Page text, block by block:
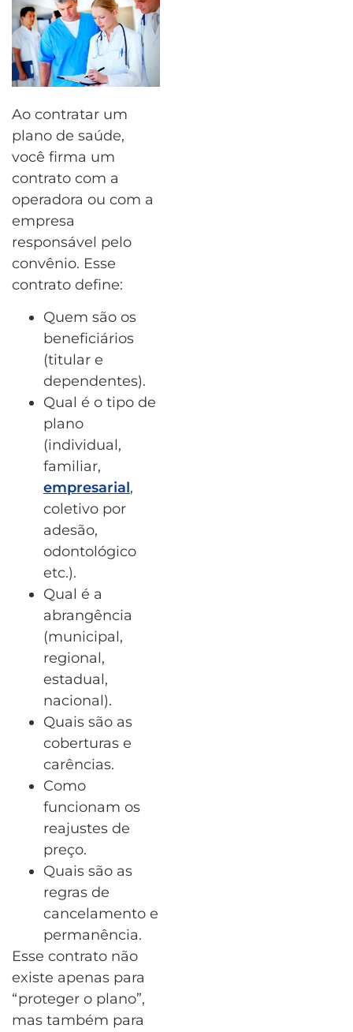
Ao contratar um
plano de saúde,
você firma um
contrato com a
operadora ou com a
empresa
responsável pelo
convênio. Esse
contrato define:
Quem são os
beneficiários
(titular e
dependentes).
Qual é o tipo de
plano
(individual,
familiar,
empresarial,
coletivo por
adesão,
odontológico
etc.).
Qual é a
abrangência
(municipal,
regional,
estadual,
nacional).
Quais são as
coberturas e
carências.
Como
funcionam os
reajustes de
preço.
Quais são as
regras de
cancelamento e
permanência.
Esse contrato não
existe apenas para
“proteger o plano”,
mas também para